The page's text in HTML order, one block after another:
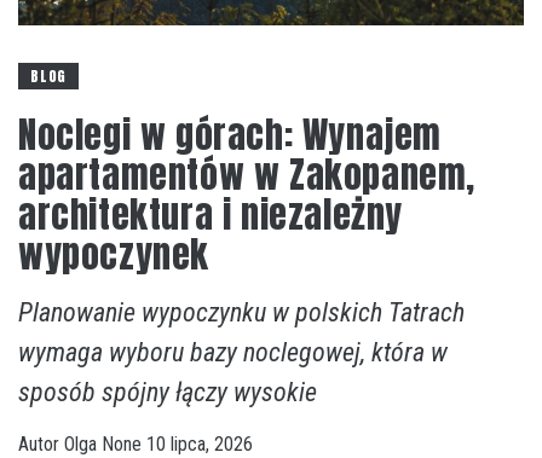
BLOG
Noclegi w górach: Wynajem
apartamentów w Zakopanem,
architektura i niezależny
wypoczynek
Planowanie wypoczynku w polskich Tatrach
wymaga wyboru bazy noclegowej, która w
sposób spójny łączy wysokie
Autor Olga None 10 lipca, 2026